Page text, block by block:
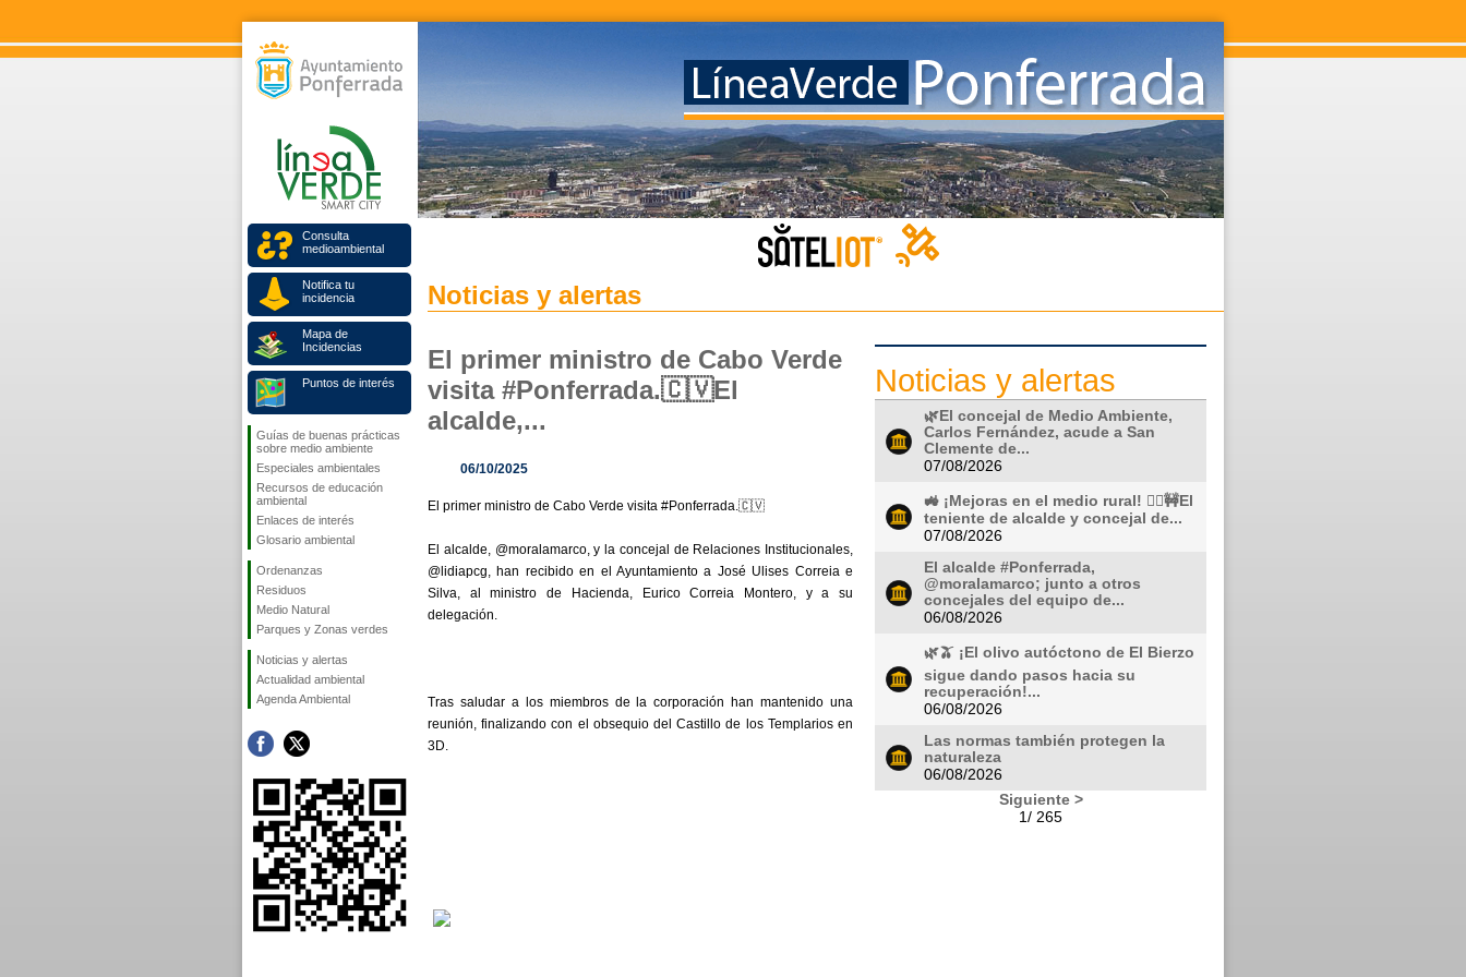
Consulta
medioambiental
Notifica tu
incidencia
Mapa de
Incidencias
Puntos de interés
Guías de buenas prácticas
sobre medio ambiente
Especiales ambientales
Recursos de educación
ambiental
Enlaces de interés
Glosario ambiental
Ordenanzas
Residuos
Medio Natural
Parques y Zonas verdes
Noticias y alertas
Actualidad ambiental
Agenda Ambiental
Noticias y alertas
El primer ministro de Cabo Verde
visita #Ponferrada.🇨🇻El
alcalde,...
06/10/2025
El primer ministro de Cabo Verde visita #Ponferrada.🇨🇻
El alcalde, @moralamarco, y la concejal de Relaciones Institucionales,
@lidiapcg, han recibido en el Ayuntamiento a José Ulises Correia e
Silva, al ministro de Hacienda, Eurico Correia Montero, y a su
delegación.
Tras saludar a los miembros de la corporación han mantenido una
reunión, finalizando con el obsequio del Castillo de los Templarios en
3D.
Noticias y alertas
🌿El concejal de Medio Ambiente,
Carlos Fernández, acude a San
Clemente de...
07/08/2026
🚜 ¡Mejoras en el medio rural! 👷‍♂️🚧El
teniente de alcalde y concejal de...
07/08/2026
El alcalde #Ponferrada,
@moralamarco; junto a otros
concejales del equipo de...
06/08/2026
🌿🫒 ¡El olivo autóctono de El Bierzo
sigue dando pasos hacia su
recuperación!...
06/08/2026
Las normas también protegen la
naturaleza
06/08/2026
Siguiente >
1/ 265